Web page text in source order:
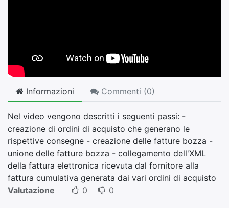
Informazioni Commenti (0)
Nel video vengono descritti i seguenti passi: -
creazione di ordini di acquisto che generano le
rispettive consegne - creazione delle fatture bozza -
unione delle fatture bozza - collegamento dell'XML
della fattura elettronica ricevuta dal fornitore alla
fattura cumulativa generata dai vari ordini di acquisto
Valutazione
0 0